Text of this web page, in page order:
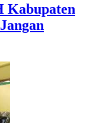
Kabupaten